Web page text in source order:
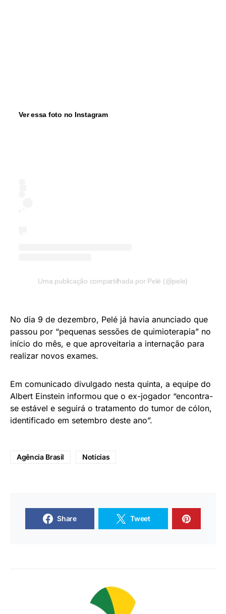
Ver essa foto no Instagram
Uma publicação compartilhada por Pelé (@pele)
No dia 9 de dezembro, Pelé já havia anunciado que
passou por “pequenas sessões de quimioterapia” no
início do mês, e que aproveitaria a internação para
realizar novos exames.
Em comunicado divulgado nesta quinta, a equipe do
Albert Einstein informou que o ex-jogador “encontra-
se estável e seguirá o tratamento do tumor de cólon,
identificado em setembro deste ano”.
Agência Brasil Notícias
Share Tweet